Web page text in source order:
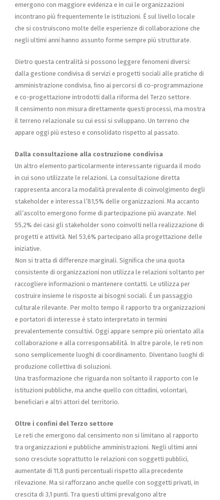
emergono con maggiore evidenza e in cui le organizzazioni
incontrano più frequentemente le istituzioni. È sul livello locale
che si costruiscono molte delle esperienze di collaborazione che
negli ultimi anni hanno assunto forme sempre più strutturate.
Dietro questa centralità si possono leggere fenomeni diversi:
dalla gestione condivisa di servizi e progetti sociali alle pratiche di
amministrazione condivisa, ﬁno ai percorsi di co-programmazione
e co-progettazione introdotti dalla riforma del Terzo settore.
Il censimento non misura direttamente questi processi, ma mostra
il terreno relazionale su cui essi si sviluppano. Un terreno che
appare oggi più esteso e consolidato rispetto al passato.
Dalla consultazione alla costruzione condivisa
Un altro elemento particolarmente interessante riguarda il modo
in cui sono utilizzate le relazioni. La consultazione diretta
rappresenta ancora la modalità prevalente di coinvolgimento degli
stakeholder e interessa l’81,5% delle organizzazioni. Ma accanto
all’ascolto emergono forme di partecipazione più avanzate. Nel
55,2% dei casi gli stakeholder sono coinvolti nella realizzazione di
progetti e attività. Nel 53,6% partecipano alla progettazione delle
iniziative.
Non si tratta di diﬀerenze marginali. Signiﬁca che una quota
consistente di organizzazioni non utilizza le relazioni soltanto per
raccogliere informazioni o mantenere contatti. Le utilizza per
costruire insieme le risposte ai bisogni sociali. È un passaggio
culturale rilevante. Per molto tempo il rapporto tra organizzazioni
e portatori di interesse è stato interpretato in termini
prevalentemente consultivi. Oggi appare sempre più orientato alla
collaborazione e alla corresponsabilità. In altre parole, le reti non
sono semplicemente luoghi di coordinamento. Diventano luoghi di
produzione collettiva di soluzioni.
Una trasformazione che riguarda non soltanto il rapporto con le
istituzioni pubbliche, ma anche quello con cittadini, volontari,
beneﬁciari e altri attori del territorio.
Oltre i conﬁni del Terzo settore
Le reti che emergono dal censimento non si limitano al rapporto
tra organizzazioni e pubbliche amministrazioni. Negli ultimi anni
sono cresciute soprattutto le relazioni con soggetti pubblici,
aumentate di 11,8 punti percentuali rispetto alla precedente
rilevazione. Ma si raﬀorzano anche quelle con soggetti privati, in
crescita di 3,1 punti. Tra questi ultimi prevalgono altre